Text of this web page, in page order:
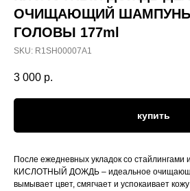
ОЧИЩАЮЩИЙ ШАМПУНЬ
ГОЛОВЫ 177ml
SKU: R1SH00007A1
3 000 р.
купить
После ежедневных укладок со стайлингами
КИСЛОТНЫЙ ДОЖДЬ – идеальное
вымывает цвет, смягчает и успокаивает